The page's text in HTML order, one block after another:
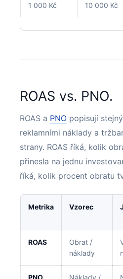
1 000 Kč 10 000 Kč
ROAS vs. PNO.
ROAS a PNO popisují
reklamními náklady a
strany. ROAS říká, kolik
přinesla na jednu
říká, kolik procent obratu
Metrika Vzorec
ROAS
Obrat /
náklady
PNO Náklady /